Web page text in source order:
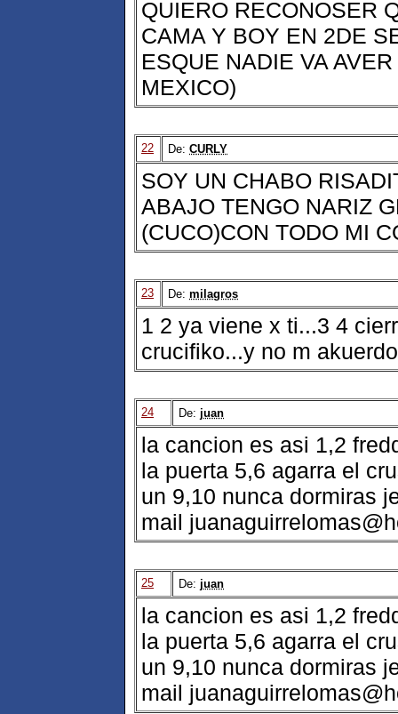
QUIERO RECONOSER
CAMA Y BOY EN 2DE
ESQUE NADIE VA
MEXICO)
22 De: CURLY
SOY UN CHABO
ABAJO TENGO NARIZ
(CUCO)CON TODO MI
23 De: milagros
1 2 ya viene x ti...3 4
crucifiko...y no m
24 De: juan
la cancion es asi 1,2
la puerta 5,6 agarra el
un 9,10 nunca dormiras
mail
25 De: juan
la cancion es asi 1,2
la puerta 5,6 agarra el
un 9,10 nunca dormiras
mail